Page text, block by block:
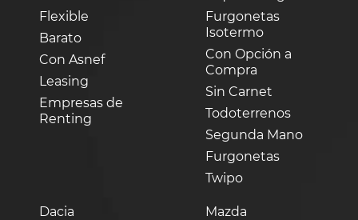
Flexible
Barato
Con Asnef
Leasing
Empresas de
Renting
Dacia
Mazda
Furgonetas
Isotermo
Con Opción a
Compra
Sin Carnet
Todoterrenos
Segunda Mano
Furgonetas
Twipo